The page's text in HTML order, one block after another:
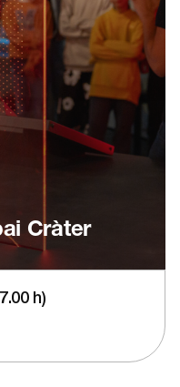
Cràter
h)